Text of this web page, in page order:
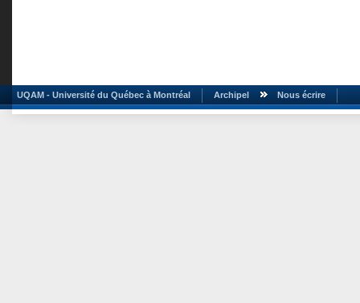
UQAM - Université du Québec à Montréal Archipel Nous écrire